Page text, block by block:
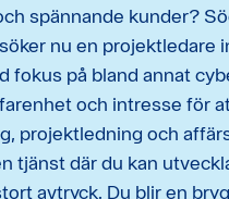
spännande kunder?
nu en projektledare
fokus på bland annat
och intresse för
projektledning och
tjänst där du kan
avtryck. Du blir en